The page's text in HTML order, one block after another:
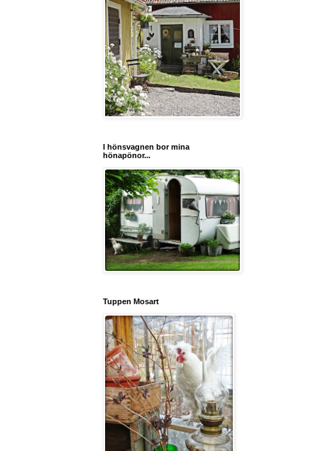
I hönsvagnen bor mina
hönapönor...
Tuppen Mosart